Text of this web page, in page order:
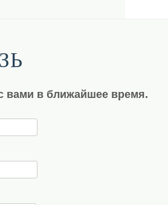
вами в ближайшее время.